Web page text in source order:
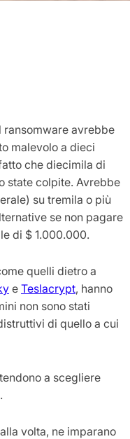
ransomware avrebbe
malevolo a dieci
che diecimila di
state colpite. Avrebbe
su tremila o più
se non pagare
di $ 1.000.000.
quelli dietro a
e Teslacrypt, hanno
non sono stati
di quello a cui
tendono a scegliere
volta, ne imparano